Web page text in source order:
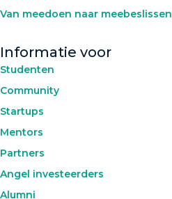
Van meedoen naar meebeslissen
Informatie voor
Studenten
Community
Startups
Mentors
Partners
Angel investeerders
Alumni